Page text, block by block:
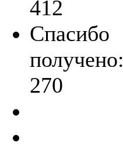
412
Спасибо
получено:
270